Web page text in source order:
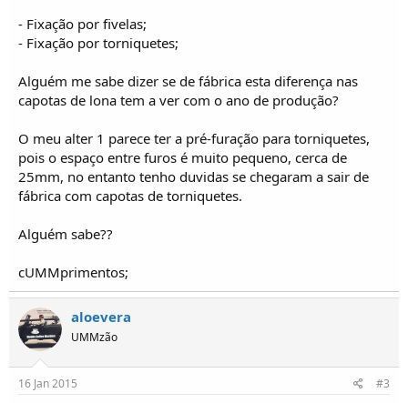
i
c
- Fixação por fivelas;
- Fixação por torniquetes;
Alguém me sabe dizer se de fábrica esta diferença nas
capotas de lona tem a ver com o ano de produção?
O meu alter 1 parece ter a pré-furação para torniquetes,
pois o espaço entre furos é muito pequeno, cerca de
25mm, no entanto tenho duvidas se chegaram a sair de
fábrica com capotas de torniquetes.
Alguém sabe??
cUMMprimentos;
aloevera
UMMzão
16 Jan 2015 #3